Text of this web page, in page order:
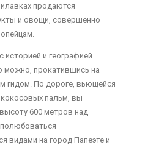
продаются
и овощи, совершенно
историей и географией
можно, прокатившись на
гидом. По дороге, вьющейся
пальм, вы
600 метров над
видами на город Папеэте и